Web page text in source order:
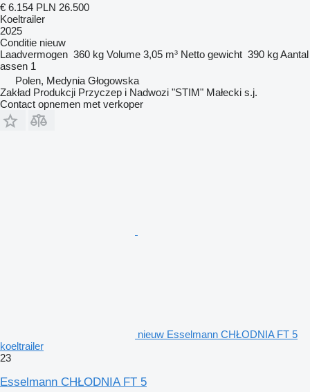
€ 6.154 PLN 26.500
Koeltrailer
2025
Conditie nieuw
Laadvermogen 360 kg Volume 3,05 m³ Netto gewicht 390 kgAantal
assen 1
Polen, Medynia Głogowska
Zakład Produkcji Przyczep i Nadwozi "STIM" Małecki s.j.
Contact opnemen met verkoper
nieuw Esselmann CHŁODNIA FT 5
koeltrailer
23
Esselmann CHŁODNIA FT 5